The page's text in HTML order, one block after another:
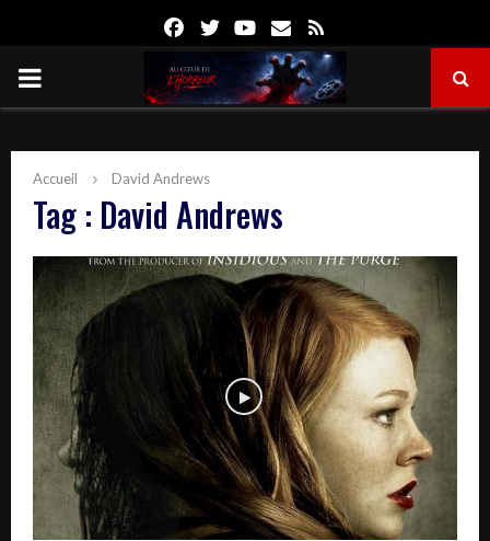
FacebookTwitterYoutube
Email
PRIMARY
Accueil David Andrews
Tag : David Andrews